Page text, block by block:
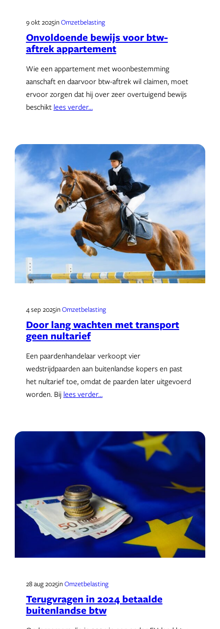
9 okt 2025inOmzetbelasting
Onvoldoende bewijs voor btw-
aftrek appartement
Wie een appartement met woonbestemming
aanschaft en daarvoor btw-aftrek wil claimen, moet
ervoor zorgen dat hij over zeer overtuigend bewijs
beschikt lees verder…
4 sep 2025inOmzetbelasting
Door lang wachten met transport
geen nultarief
Een paardenhandelaar verkoopt vier
wedstrijdpaarden aan buitenlandse kopers en past
het nultarief toe, omdat de paarden later uitgevoerd
worden. Bij lees verder…
28 aug 2025inOmzetbelasting
Terugvragen in 2024 betaalde
buitenlandse btw